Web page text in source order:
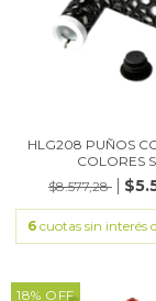
HLG208 PUÑOS
COLORES
$8.577,28
6 cuotas sin interés
18% OFF